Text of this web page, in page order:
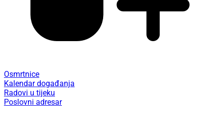
Osmrtnice
Kalendar događanja
Radovi u tijeku
Poslovni adresar